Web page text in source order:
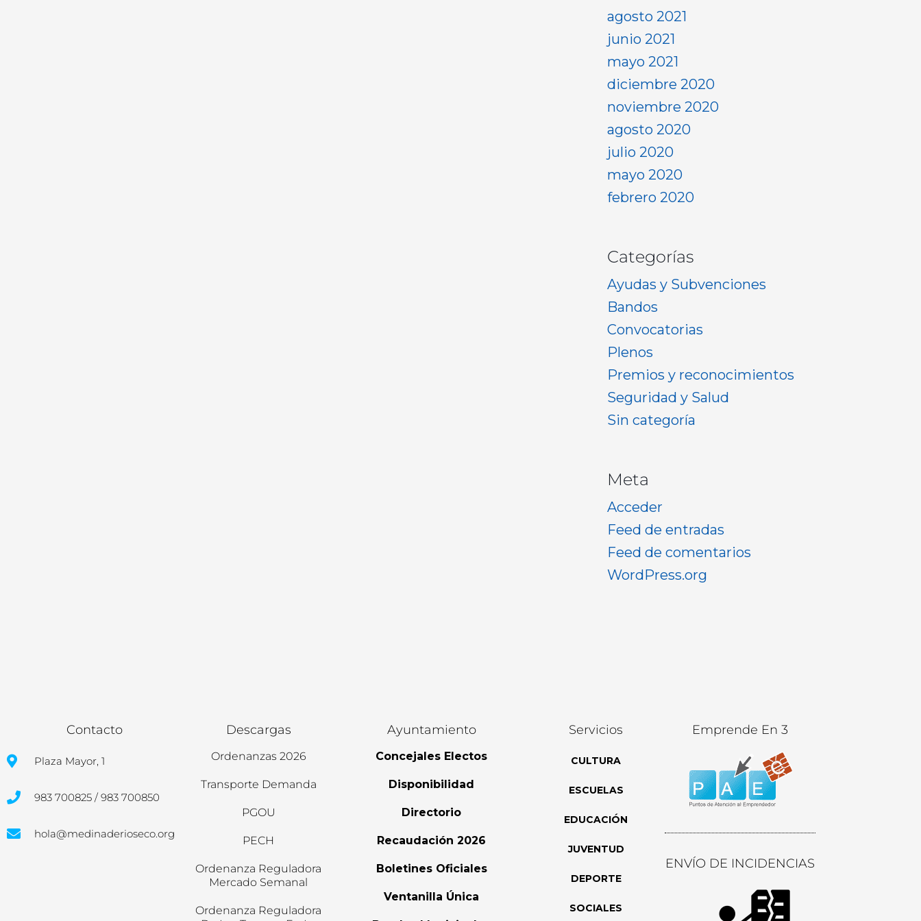
agosto 2021
junio 2021
mayo 2021
diciembre 2020
noviembre 2020
agosto 2020
julio 2020
mayo 2020
febrero 2020
Categorías
Ayudas y Subvenciones
Bandos
Convocatorias
Plenos
Premios y reconocimientos
Seguridad y Salud
Sin categoría
Meta
Acceder
Feed de entradas
Feed de comentarios
WordPress.org
Contacto
Plaza Mayor, 1
983 700825 / 983 700850
hola@medinaderioseco.org
Descargas
Ordenanzas 2026
Transporte Demanda
PGOU
PECH
Ordenanza Reguladora
Mercado Semanal
Ordenanza Reguladora
Ayuntamiento
Concejales Electos
Disponibilidad
Directorio
Recaudación 2026
Boletines Oficiales
Ventanilla Única
Servicios
CULTURA
ESCUELAS
EDUCACIÓN
JUVENTUD
DEPORTE
SOCIALES
Emprende En 3
ENVÍO DE INCIDENCIAS